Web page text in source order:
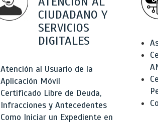
CIUDADANO Y
SERVICIOS
DIGITALES
Atención al Usuario de la
Aplicación Móvil
Certificado Libre de Deuda,
Infracciones y Antecedentes
Como Iniciar un Expediente en